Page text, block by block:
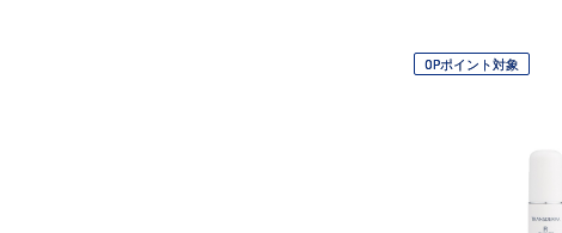
OPポイント対象